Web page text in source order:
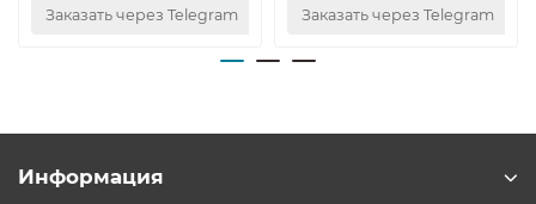
Заказать через Telegram Заказать через Telegram
Информация